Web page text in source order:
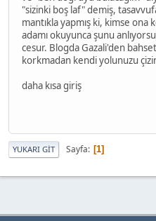
"sizinki boş laf" demiş,
mantıkla yapmış ki, kimse
adamı okuyunca şunu
cesur. Blogda Gazali'den
korkmadan kendi yolunuzu
daha kısa giriş
YUKARI GIT Sayfa 1